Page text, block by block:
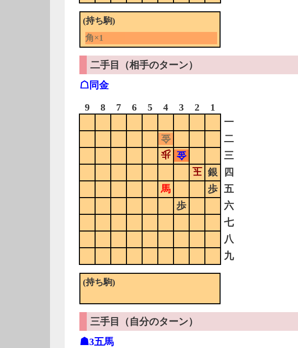
(持ち駒)
角×1
二手目（相手のターン）
☖同金
9 8 7 6 5 4 3 2
1
一
金
二
歩 金
三
玉 銀
四
馬
歩
五
歩
六
七
八
九
(持ち駒)
三手目（自分のターン）
☗3五馬